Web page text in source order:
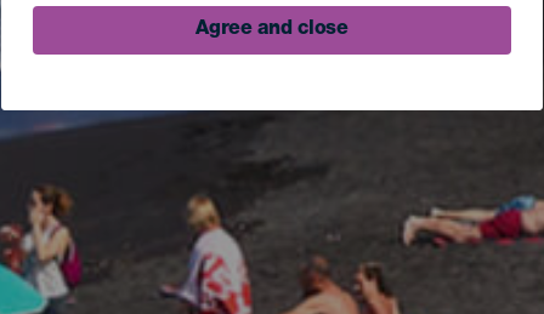
Agree and close